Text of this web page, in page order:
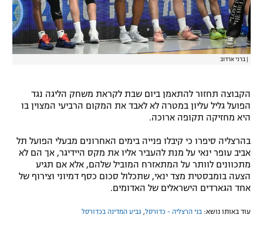
המגזין
ברני ארדוב
הקבוצה תחזור להתאמן ביום שבת לקראת משחק הליגה נגד
הפועל גליל עליון במטרה לא לאבד את המקום הרביעי המצוין בו
היא מחזיקה תקופה ארוכה.
בהרצליה סיפרו כי קיבלו פנייה בימים האחרונים מבעלי הפועל תל
אביב עופר ינאי על מנת להעביר אליו את מקס היידיגר, אך הם לא
מתכוונים לוותר על המתאזרח המוביל שלהם, אלא אם תגיע
הצעה בומבסטית מצד ינאי, שתכלול סכום כסף דמיוני וצירוף של
אחד הגארדים הישראלים של האדומים.
עוד באותו נושא: בני הרצליה - כדורסל, גביע המדינה בכדורסל